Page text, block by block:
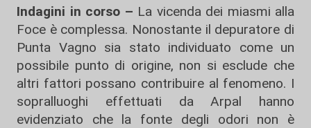
Indagini in corso – La vicenda dei miasmi alla
Foce è complessa. Nonostante il depuratore di
Punta Vagno sia stato individuato come un
possibile punto di origine, non si esclude che
altri fattori possano contribuire al fenomeno. I
sopralluoghi effettuati da Arpal hanno
evidenziato che la fonte degli odori non è